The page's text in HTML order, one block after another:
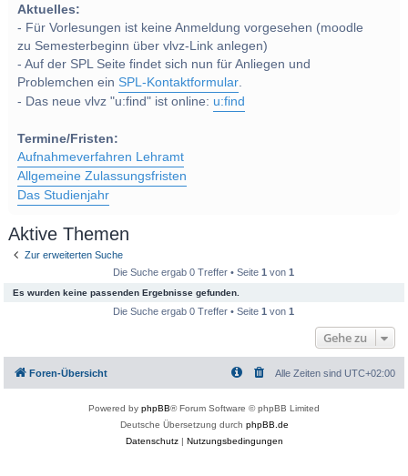
Aktuelles:
- Für Vorlesungen ist keine Anmeldung vorgesehen (moodle
zu Semesterbeginn über vlvz-Link anlegen)
- Auf der SPL Seite findet sich nun für Anliegen und
Problemchen einSPL-Kontaktformular.
- Das neue vlvz "u:find" ist online: u:find
Termine/Fristen:
Aufnahmeverfahren Lehramt
Allgemeine Zulassungsfristen
Das Studienjahr
Aktive Themen
Zur erweiterten Suche
Die Suche ergab 0 Treffer • Seite1 von1
Es wurden keine passenden Ergebnisse gefunden.
Die Suche ergab 0 Treffer • Seite1 von1
Gehe zu
Foren-Übersicht Alle Zeiten sind UTC+02:00
Powered by phpBB® Forum Software © phpBB Limited
Deutsche Übersetzung durch phpBB.de
Datenschutz| Nutzungsbedingungen